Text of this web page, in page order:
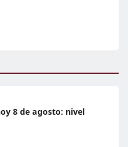
8 de agosto: nivel